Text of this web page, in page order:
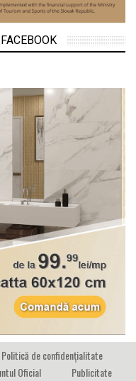
Politică de confidențialitate
Oficial
Publicitate